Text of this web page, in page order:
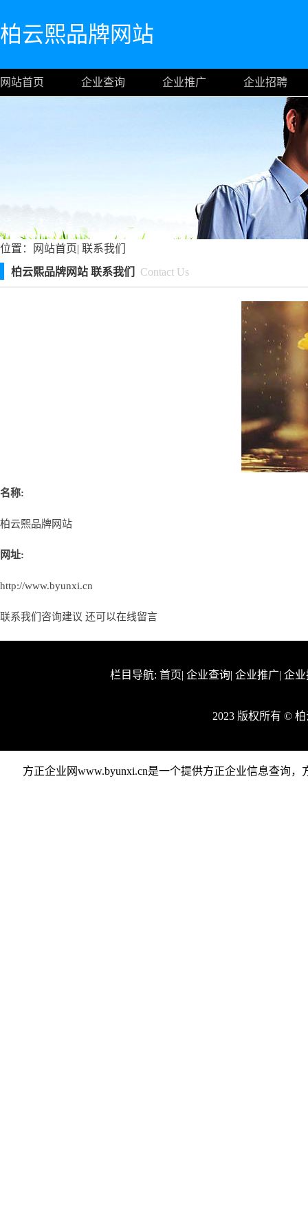
柏云熙品牌网站
网站首页 企业查询 企业推广 企业招聘
位置： 网站首页| 联系我们
柏云熙品牌网站 联系我们
Contact Us
名称:
柏云熙品牌网站
网址:
http://www.byunxi.cn
联系我们咨询建议 还可以在线留言
栏目导航: 首页| 企业查询| 企业推广| 企
2023 版权所有 ©
方正企业网www.byunxi.cn是一个提供方正企业信息查询